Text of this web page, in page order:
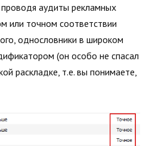
аудиты рекламных
или точном соответствии
однословники в широком
(он особо не спасал
раскладке, т.е. вы понимаете,